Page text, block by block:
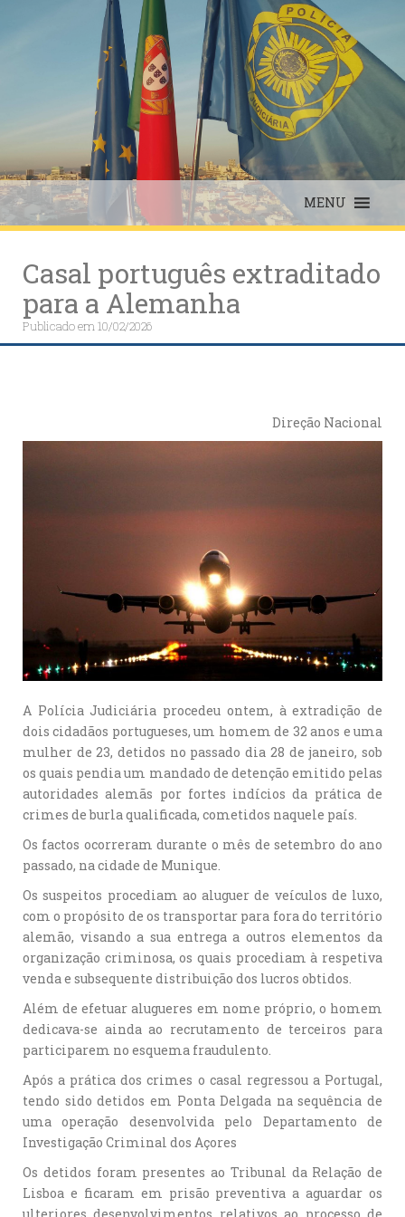
MENU
Casal português extraditado
para a Alemanha
Publicado em10/02/2026
Direção Nacional
A Polícia Judiciária procedeu ontem, à extradição de
dois cidadãos portugueses, um homem de 32 anos e uma
mulher de 23, detidos no passado dia 28 de janeiro, sob
os quais pendia um mandado de detenção emitido pelas
autoridades alemãs por fortes indícios da prática de
crimes de burla qualificada, cometidos naquele país.
Os factos ocorreram durante o mês de setembro do ano
passado, na cidade de Munique.
Os suspeitos procediam ao aluguer de veículos de luxo,
com o propósito de os transportar para fora do território
alemão, visando a sua entrega a outros elementos da
organização criminosa, os quais procediam à respetiva
venda e subsequente distribuição dos lucros obtidos.
Além de efetuar alugueres em nome próprio, o homem
dedicava-se ainda ao recrutamento de terceiros para
participarem no esquema fraudulento.
Após a prática dos crimes o casal regressou a Portugal,
tendo sido detidos em Ponta Delgada na sequência de
uma operação desenvolvida pelo Departamento de
Investigação Criminal dos Açores
Os detidos foram presentes ao Tribunal da Relação de
Lisboa e ficaram em prisão preventiva a aguardar os